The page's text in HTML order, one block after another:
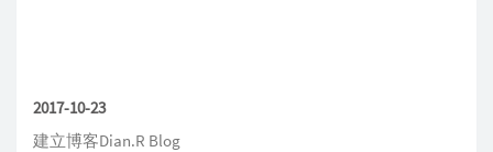
2017-10-23
建立博客Dian.R Blog